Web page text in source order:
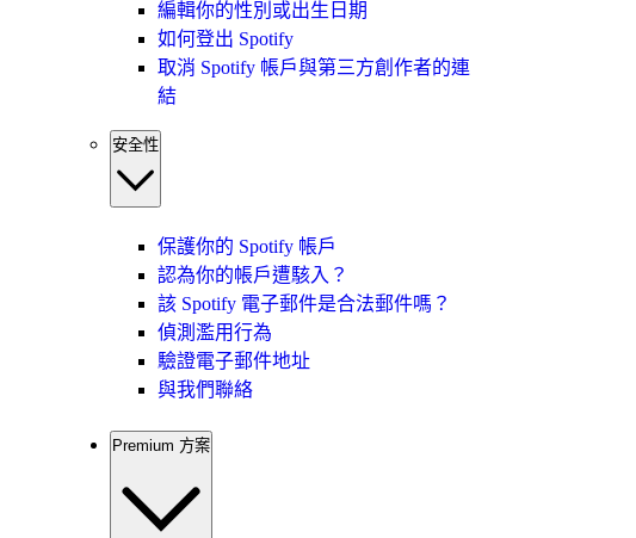
編輯你的性別或出生日期
如何登出 Spotify
取消 Spotify 帳戶與第三方創作者的連
結
安全性
保護你的 Spotify 帳戶
認為你的帳戶遭駭入？
該 Spotify 電子郵件是合法郵件嗎？
偵測濫用行為
驗證電子郵件地址
與我們聯絡
Premium 方案